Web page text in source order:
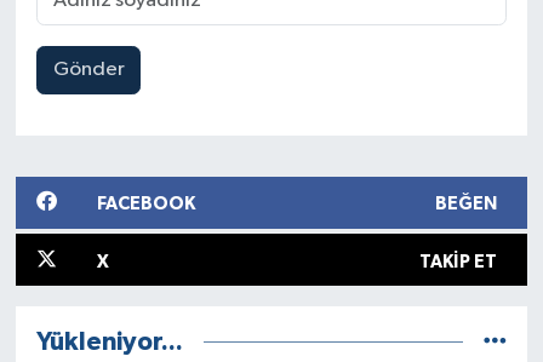
Gönder
FACEBOOK BEĞEN
X TAKIP ET
Yükleniyor...